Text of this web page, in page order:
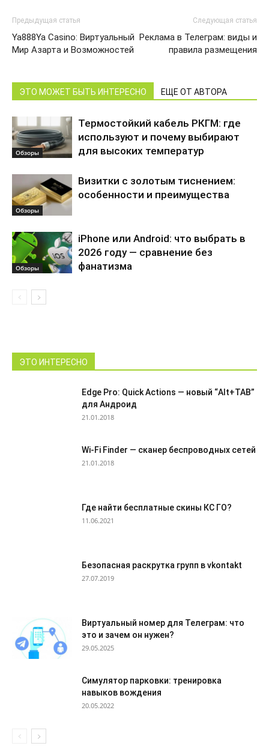
Предыдущая статья
Ya888Ya Casino: Виртуальный
Мир Азарта и Возможностей
Следующая статья
Реклама в Телеграм: виды и
правила размещения
ЭТО МОЖЕТ БЫТЬ ИНТЕРЕСНО ЕЩЕ ОТ АВТОРА
Обзоры
Термостойкий кабель РКГМ: где
используют и почему выбирают
для высоких температур
Обзоры
Визитки с золотым тиснением:
особенности и преимущества
Обзоры
iPhone или Android: что выбрать в
2026 году — сравнение без
фанатизма
ЭТО ИНТЕРЕСНО
Edge Pro: Quick Actions — новый “Alt+TAB”
для Андроид
21.01.2018
Wi-Fi Finder — сканер беспроводных сетей
21.01.2018
Где найти бесплатные скины КС ГО?
11.06.2021
Безопасная раскрутка групп в vkontakt
27.07.2019
Виртуальный номер для Телеграм: что
это и зачем он нужен?
29.05.2025
Симулятор парковки: тренировка
навыков вождения
20.05.2022